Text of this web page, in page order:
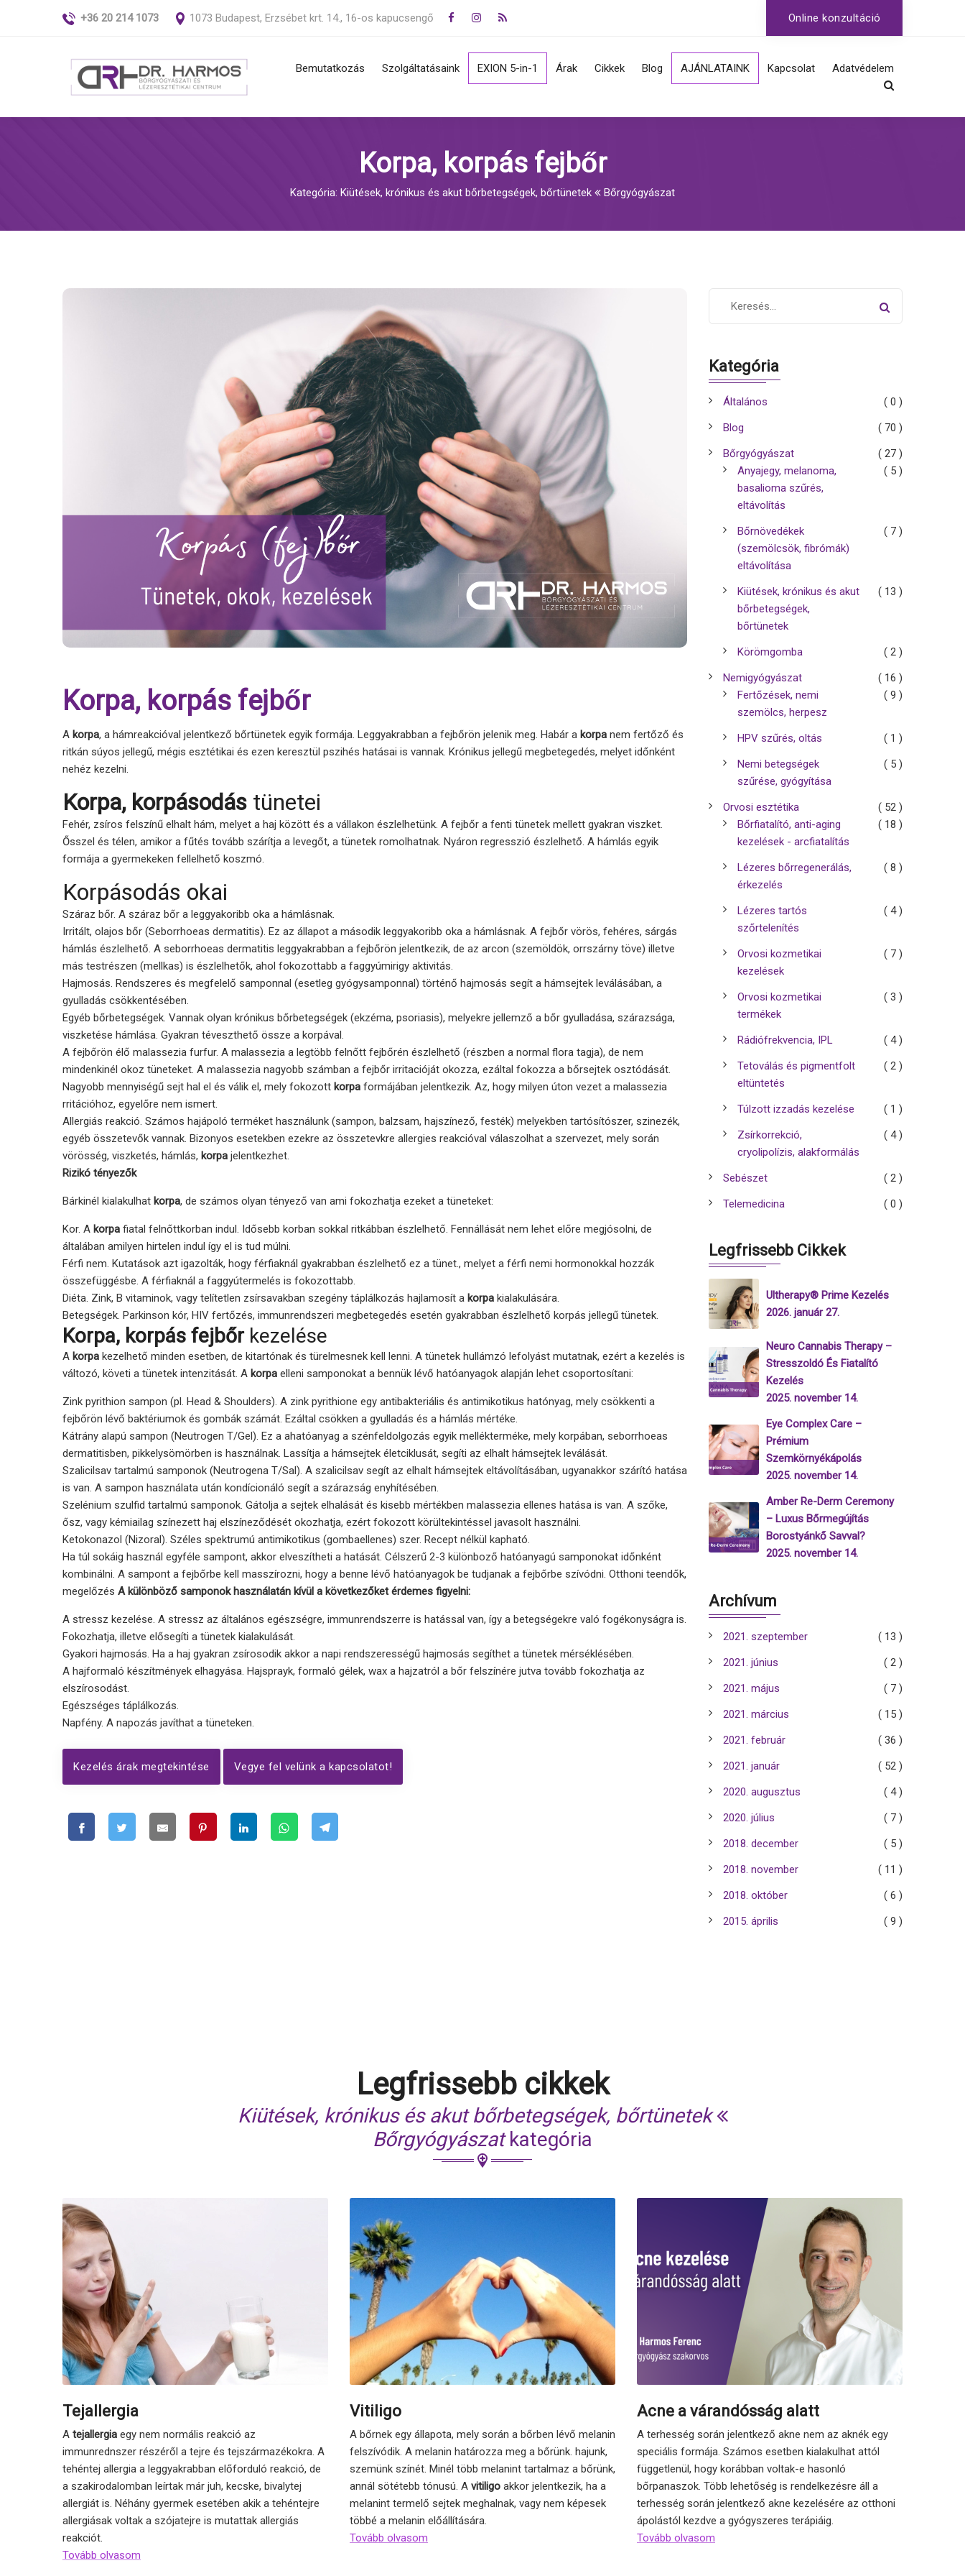
+36 20 214 1073 1073 Budapest, Erzsébet krt. 14., 16-os kapucsengő Online konzultáció
Bemutatkozás Szolgáltatásaink
Anyajegy, melanoma, basalioma
Bőrnövedékek (szemölcsök,
Zsírkorrekció, cryo lipolizis,
Rádiófrekvencia, IPL
Frakcionált lézeres
Bőrfiatalítás, szálazás,
Túlzott izzadás kezelése
Orvosi kozmetikai kezelések
Orvosi kozmetikai termékek
Fertőzések, nemi
Nemi betegségek
EXION 5-in-1 Árak Cikkek Blog AJÁNLATAINK Kapcsolat Adatvédelem
Korpa, korpás fejbőr
Kategória: Kiütések, krónikus és akut bőrbetegségek, bőrtünetek Bőrgyógyászat
Korpa, korpás fejbőr
A korpa, a hámreakcióval jelentkező bőrtünetek egyik formája. Leggyakrabban a fejbőrön jelenik meg. Habár a korpa nem fertőző és
ritkán súyos jellegű, mégis esztétikai és ezen keresztül pszihés hatásai is vannak. Krónikus jellegű megbetegedés, melyet időnként
nehéz kezelni.
Korpa, korpásodás tünetei
Fehér, zsíros felszínű elhalt hám, melyet a haj között és a vállakon észlelhetünk. A fejbőr a fenti tünetek mellett gyakran viszket.
Ősszel és télen, amikor a fűtés tovább szárítja a levegőt, a tünetek romolhatnak. Nyáron regresszió észlelhető. A hámlás egyik
formája a gyermekeken fellelhető koszmó.
Korpásodás okai
Száraz bőr. A száraz bőr a leggyakoribb oka a hámlásnak.
Irritált, olajos bőr (Seborrhoeas dermatitis). Ez az állapot a második leggyakoribb oka a hámlásnak. A fejbőr vörös, fehéres, sárgás
hámlás észlelhető. A seborrhoeas dermatitis leggyakrabban a fejbőrön jelentkezik, de az arcon (szemöldök, orrszárny töve) illetve
más testrészen (mellkas) is észlelhetők, ahol fokozottabb a faggyúmirigy aktivitás.
Hajmosás. Rendszeres és megfelelő samponnal (esetleg gyógysamponnal) történő hajmosás segít a hámsejtek leválásában, a
gyulladás csökkentésében.
Egyéb bőrbetegségek. Vannak olyan krónikus bőrbetegségek (ekzéma, psoriasis), melyekre jellemző a bőr gyulladása, szárazsága,
viszketése hámlása. Gyakran téveszthető össze a korpával.
A fejbőrön élő malassezia furfur. A malassezia a legtöbb felnőtt fejbőrén észlelhető (részben a normal flora tagja), de nem
mindenkinél okoz tüneteket. A malassezia nagyobb számban a fejbőr irritacióját okozza, ezáltal fokozza a bőrsejtek osztódását.
Nagyobb mennyiségű sejt hal el és válik el, mely fokozott korpa formájában jelentkezik. Az, hogy milyen úton vezet a malassezia
rritációhoz, egyelőre nem ismert.
Allergiás reakció. Számos hajápoló terméket használunk (sampon, balzsam, hajszínező, festék) melyekben tartósítószer, szinezék,
egyéb összetevők vannak. Bizonyos esetekben ezekre az összetevkre allergies reakcióval válaszolhat a szervezet, mely során
vörösség, viszketés, hámlás, korpa jelentkezhet.
Rizikó tényezők
Bárkinél kialakulhat korpa, de számos olyan tényező van ami fokozhatja ezeket a tüneteket:
Kor. A korpa fiatal felnőttkorban indul. Idősebb korban sokkal ritkábban észlelhető. Fennállását nem lehet előre megjósolni, de
általában amilyen hirtelen indul így el is tud múlni.
Férfi nem. Kutatások azt igazolták, hogy férfiaknál gyakrabban észlelhető ez a tünet., melyet a férfi nemi hormonokkal hozzák
összefüggésbe. A férfiaknál a faggyútermelés is fokozottabb.
Diéta. Zink, B vitaminok, vagy telítetlen zsírsavakban szegény táplálkozás hajlamosít a korpa kialakulására.
Betegségek. Parkinson kór, HIV fertőzés, immunrendszeri megbetegedés esetén gyakrabban észlelhető korpás jellegű tünetek.
Korpa, korpás fejbőr kezelése
A korpa kezelhető minden esetben, de kitartónak és türelmesnek kell lenni. A tünetek hullámzó lefolyást mutatnak, ezért a kezelés is
változó, követi a tünetek intenzitását. A korpa elleni samponokat a bennük lévő hatóanyagok alapján lehet csoportosítani:
Zink pyrithion sampon (pl. Head & Shoulders). A zink pyrithione egy antibakteriális és antimikotikus hatónyag, mely csökkenti a
fejbőrön lévő baktériumok és gombák számát. Ezáltal csökken a gyulladás és a hámlás mértéke.
Kátrány alapú sampon (Neutrogen T/Gel). Ez a ahatóanyag a szénfeldolgozás egyik mellékterméke, mely korpában, seborrhoeas
dermatitisben, pikkelysömörben is használnak. Lassítja a hámsejtek életciklusát, segíti az elhalt hámsejtek leválását.
Szalicilsav tartalmú samponok (Neutrogena T/Sal). A szalicilsav segít az elhalt hámsejtek eltávolításában, ugyanakkor szárító hatása
is van. A sampon használata után kondícionáló segít a szárazság enyhítésében.
Szelénium szulfid tartalmú samponok. Gátolja a sejtek elhalását és kisebb mértékben malassezia ellenes hatása is van. A szőke,
ősz, vagy kémiailag színezett haj elszíneződését okozhatja, ezért fokozott körültekintéssel javasolt használni.
Ketokonazol (Nizoral). Széles spektrumú antimikotikus (gombaellenes) szer. Recept nélkül kapható.
Ha túl sokáig használ egyféle sampont, akkor elveszítheti a hatását. Célszerű 2-3 különboző hatóanyagú samponokat időnként
kombinálni. A sampont a fejbőrbe kell masszírozni, hogy a benne lévő hatóanyagok be tudjanak a fejbőrbe szívódni. Otthoni teendők,
megelőzés A különböző samponok használatán kívül a következőket érdemes figyelni:
A stressz kezelése. A stressz az általános egészségre, immunrendszerre is hatással van, így a betegségekre való fogékonyságra is.
Fokozhatja, illetve elősegíti a tünetek kialakulását.
Gyakori hajmosás. Ha a haj gyakran zsírosodik akkor a napi rendszerességű hajmosás segíthet a tünetek mérséklésében.
A hajformaló készítmények elhagyása. Hajsprayk, formaló gélek, wax a hajzatról a bőr felszínére jutva tovább fokozhatja az
elszírosodást.
Egészséges táplálkozás.
Napfény. A napozás javíthat a tüneteken.
Kezelés árak megtekintése Vegye fel velünk a kapcsolatot!
Kategória
Általános
( 0 )
Blog
( 70 )
Bőrgyógyászat
( 27 )
Anyajegy, melanoma,
basalioma szűrés,
eltávolítás
( 5 )
Bőrnövedékek
(szemölcsök, fibrómák)
eltávolítása
( 7 )
Kiütések, krónikus és akut
bőrbetegségek,
bőrtünetek
( 13 )
Körömgomba
( 2 )
Nemigyógyászat
( 16 )
Fertőzések, nemi
szemölcs, herpesz
( 9 )
HPV szűrés, oltás
( 1 )
Nemi betegségek
szűrése, gyógyítása
( 5 )
Orvosi esztétika
( 52 )
Bőrfiatalító, anti-aging
kezelések - arcfiatalítás
( 18 )
Lézeres bőrregenerálás,
érkezelés
( 8 )
Lézeres tartós
szőrtelenítés
( 4 )
Orvosi kozmetikai
kezelések
( 7 )
Orvosi kozmetikai
termékek
( 3 )
Rádiófrekvencia, IPL
( 4 )
Tetoválás és pigmentfolt
eltüntetés
( 2 )
Túlzott izzadás kezelése
( 1 )
Zsírkorrekció,
cryolipolízis, alakformálás
( 4 )
Sebészet
( 2 )
Telemedicina
( 0 )
Legfrissebb Cikkek
Ultherapy® Prime Kezelés
2026. január 27.
Neuro Cannabis Therapy –
Stresszoldó És Fiatalító
Kezelés
2025. november 14.
Eye Complex Care –
Prémium
Szemkörnyékápolás
2025. november 14.
Amber Re-Derm Ceremony
– Luxus Bőrmegújítás
Borostyánkő Savval?
2025. november 14.
Archívum
2021. szeptember
( 13 )
2021. június
( 2 )
2021. május
( 7 )
2021. március
( 15 )
2021. február
( 36 )
2021. január
( 52 )
2020. augusztus
( 4 )
2020. július
( 7 )
2018. december
( 5 )
2018. november
( 11 )
2018. október
( 6 )
2015. április
( 9 )
Legfrissebb cikkek
Kiütések, krónikus és akut bőrbetegségek, bőrtünetek
Bőrgyógyászatkategória
Tejallergia
A tejallergia egy nem normális reakció az
immunrednszer részéről a tejre és tejszármazékokra. A
tehéntej allergia a leggyakrabban előforduló reakció, de
a szakirodalomban leírtak már juh, kecske, bivalytej
allergiát is. Néhány gyermek esetében akik a tehéntejre
allergiásak voltak a szójatejre is mutattak allergiás
reakciót.
Tovább olvasom
Vitiligo
A bőrnek egy állapota, mely során a bőrben lévő melanin
felszívódik. A melanin határozza meg a bőrünk. hajunk,
szemünk színét. Minél több melanint tartalmaz a bőrünk,
annál sötétebb tónusú. A vitiligo akkor jelentkezik, ha a
melanint termelő sejtek meghalnak, vagy nem képesek
többé a melanin előállítására.
Tovább olvasom
Acne a várandósság alatt
A terhesség során jelentkező akne nem az aknék egy
speciális formája. Számos esetben kialakulhat attól
függetlenül, hogy korábban voltak-e hasonló
bőrpanaszok. Több lehetőség is rendelkezésre áll a
terhesség során jelentkező akne kezelésére az otthoni
ápolástól kezdve a gyógyszeres terápiáig.
Tovább olvasom